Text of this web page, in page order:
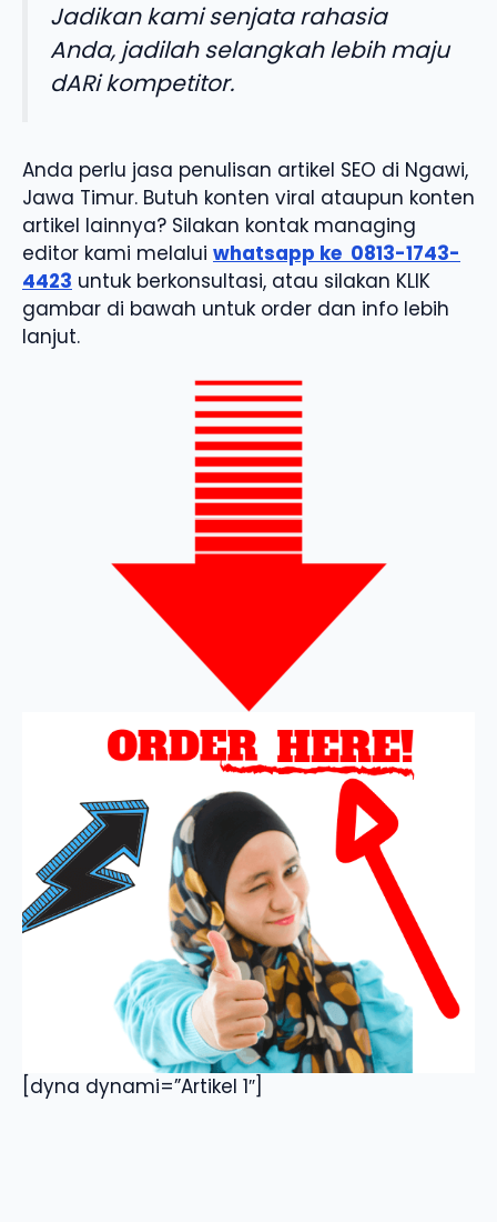
Jadikan kami senjata rahasia
Anda, jadilah selangkah lebih maju
dARi kompetitor.
Anda perlu jasa penulisan artikel SEO di Ngawi,
Jawa Timur. Butuh konten viral ataupun konten
artikel lainnya? Silakan kontak managing
editor kami melalui whatsapp ke 0813-1743-
4423 untuk berkonsultasi, atau silakan KLIK
gambar di bawah untuk order dan info lebih
lanjut.
[dyna dynami=”Artikel 1″]